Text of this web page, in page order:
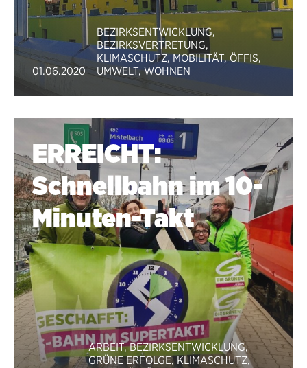
01.06.2020
BEZIRKSENTWICKLUNG,
BEZIRKSVERTRETUNG,
KLIMASCHUTZ,MOBILITÄT,ÖFFIS,
UMWELT,WOHNEN
ERREICHT:
Schnellbahn im 10-
Minuten-Takt
ARBEIT,BEZIRKSENTWICKLUNG,
GRÜNE ERFOLGE,KLIMASCHUTZ,